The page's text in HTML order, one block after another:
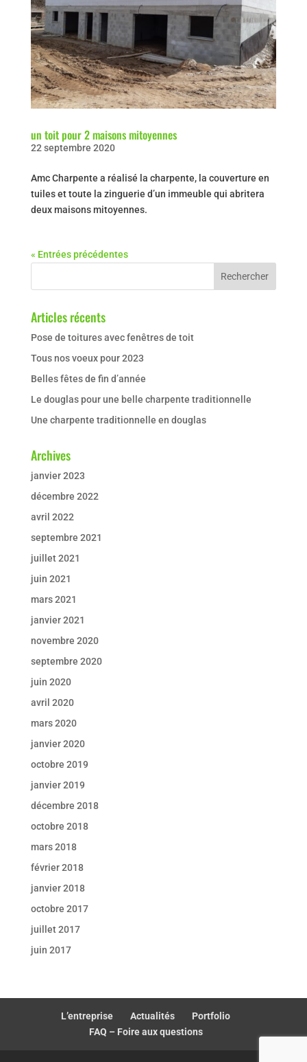
un toit pour 2 maisons mitoyennes
22 septembre 2020
Amc Charpente a réalisé la charpente, la couverture en
tuiles et toute la zinguerie d’un immeuble qui abritera
deux maisons mitoyennes.
« Entrées précédentes
Articles récents
Pose de toitures avec fenêtres de toit
Tous nos voeux pour 2023
Belles fêtes de fin d’année
Le douglas pour une belle charpente traditionnelle
Une charpente traditionnelle en douglas
Archives
janvier 2023
décembre 2022
avril 2022
septembre 2021
juillet 2021
juin 2021
mars 2021
janvier 2021
novembre 2020
septembre 2020
juin 2020
avril 2020
mars 2020
janvier 2020
octobre 2019
janvier 2019
décembre 2018
octobre 2018
mars 2018
février 2018
janvier 2018
octobre 2017
juillet 2017
juin 2017
L’entreprise Actualités
Portfolio
FAQ – Foire aux questions